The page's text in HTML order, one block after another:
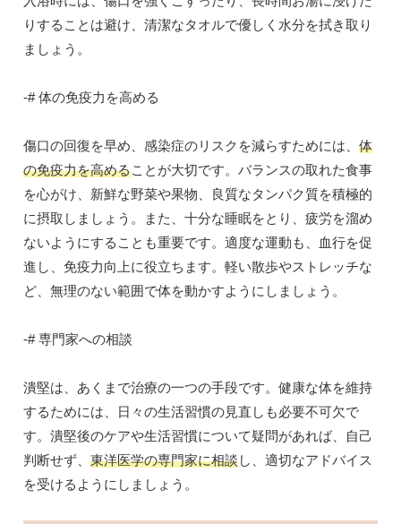
りすることは避け、清潔なタオルで優しく水分を拭き取り
ましょう。
-# 体の免疫力を高める
傷口の回復を早め、感染症のリスクを減らすためには、 体
の免疫力を高めることが大切です。バランスの取れた食事
を心がけ、新鮮な野菜や果物、良質なタンパク質を積極的
に摂取しましょう。また、十分な睡眠をとり、疲労を溜め
ないようにすることも重要です。適度な運動も、血行を促
進し、免疫力向上に役立ちます。軽い散歩やストレッチな
ど、無理のない範囲で体を動かすようにしましょう。
-# 専門家への相談
潰堅は、あくまで治療の一つの手段です。健康な体を維持
するためには、日々の生活習慣の見直しも必要不可欠で
す。潰堅後のケアや生活習慣について疑問があれば、自己
判断せず、 東洋医学の専門家に相談し、適切なアドバイス
を受けるようにしましょう。